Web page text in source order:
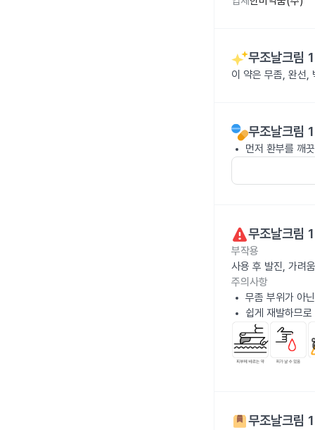
무조날크림
이 약은 무좀, 완선,
무조날크림
먼저 환부를 깨
무조날크림
부작용
사용 후 발진, 가려
주의사항
무좀 부위가 아
쉽게 재발하므
무조날크림